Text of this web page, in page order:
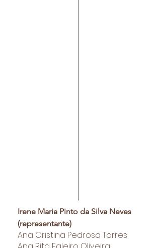
Irene Maria Pinto da Silva Neves
(representante)
Ana Cristina Pedrosa Torres